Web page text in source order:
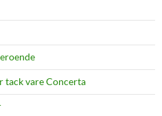
tack vare Concerta